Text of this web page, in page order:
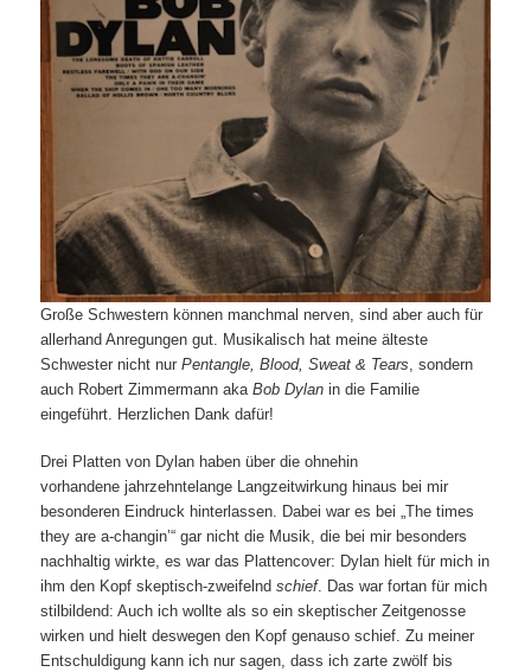
Große Schwestern können manchmal nerven, sind aber auch für
allerhand Anregungen gut. Musikalisch hat meine älteste
Schwester nicht nurPentangle, Blood, Sweat & Tears , sondern
auch Robert Zimmermann akaBob Dylan in die Familie
eingeführt. Herzlichen Dank dafür!
Drei Platten von Dylan haben über die ohnehin
vorhandene jahrzehntelange Langzeitwirkung hinaus bei mir
besonderen Eindruck hinterlassen. Dabei war es bei „The times
they are a-changin’“ gar nicht die Musik, die bei mir besonders
nachhaltig wirkte, es war das Plattencover: Dylan hielt für mich in
ihm den Kopf skeptisch-zweifelndschief. Das war fortan für mich
stilbildend: Auch ich wollte als so ein skeptischer Zeitgenosse
wirken und hielt deswegen den Kopf genauso schief. Zu meiner
Entschuldigung kann ich nur sagen, dass ich zarte zwölf bis